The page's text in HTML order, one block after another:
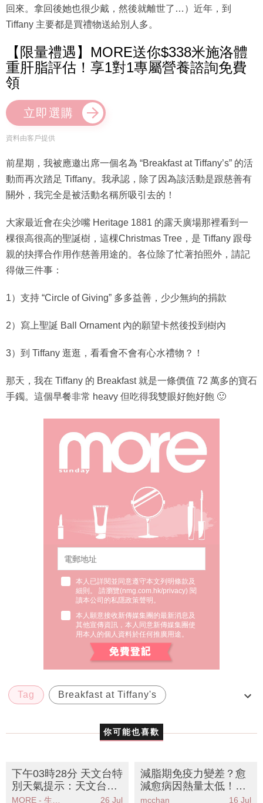
回來。拿回後她也很少戴，然後就離世了…）近年，到
Tiffany 主要都是買禮物送給別人多。
【限量禮遇】MORE送你$338米施洛體
重肝脂評估！享1對1專屬營養諮詢免費
領
立即選購
資料由客戶提供
前星期，我被應邀出席一個名為 “Breakfast at Tiffany’s” 的活
動而再次踏足 Tiffany。我承認，除了因為該活動是跟慈善有
關外，我完全是被活動名稱所吸引去的！
大家最近會在尖沙嘴 Heritage 1881 的露天廣場那裡看到一
棵很高很高的聖誕樹，這棵Christmas Tree，是 Tiffany 跟母
親的抉擇合作用作慈善用途的。各位除了忙著拍照外，請記
得做三件事：
1）支持 “Circle of Giving” 多多益善，少少無絇的捐款
2）寫上聖誕 Ball Ornament 內的願望卡然後投到樹內
3）到 Tiffany 逛逛，看看會不會有心水禮物？！
那天，我在 Tiffany 的 Breakfast 就是一條價值 72 萬多的寶石
手鐲。這個早餐非常 heavy 但吃得我雙眼好飽好飽 🙂
本人已詳閱並同意遵守本文列明條款及
細則。 請瀏覽(nmg.com.hk/privacy) 閱
讀本公司的私隱政策聲明。
本人願意接收新傳媒集團的最新消息及
其他宣傳資訊，本人同意新傳媒集團使
用本人的個人資料於任何推廣用途。
Tag Breakfast at Tiffany's
Heritage 1881
你可能也喜歡
下午03時28分 天文台特
別天氣提示：天文台發
出強風警告市民應盡快
26 Jul
減脂期免疫力變差？愈
減愈病因熱量太低！營
養師推介10大抗發炎食
mcchan 16 Jul